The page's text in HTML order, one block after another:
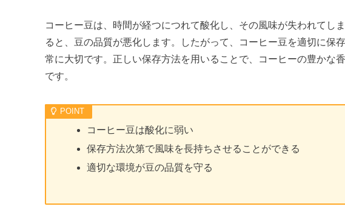
コーヒー豆は、時間が経つにつれて酸化し、その風味が失われてし
ると、豆の品質が悪化します。したがって、コーヒー豆を適切に保
常に大切です。正しい保存方法を用いることで、コーヒーの豊かな
です。
コーヒー豆は酸化に弱い
保存方法次第で風味を長持ちさせることができる
適切な環境が豆の品質を守る